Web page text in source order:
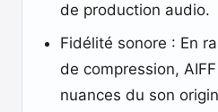
de production audio.
Fidélité sonore : En
de compression,
nuances du son